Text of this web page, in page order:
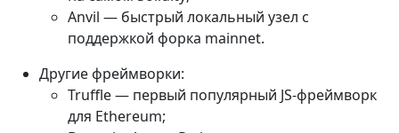
Anvil — быстрый локальный узел с
поддержкой форка mainnet.
Другие фреймворки:
Truffle — первый популярный JS-фреймворк
для Ethereum;